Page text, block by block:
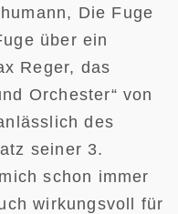
Die Fuge
über ein
Reger, das
Orchester“ von
des
seiner 3.
schon immer
wirkungsvoll für